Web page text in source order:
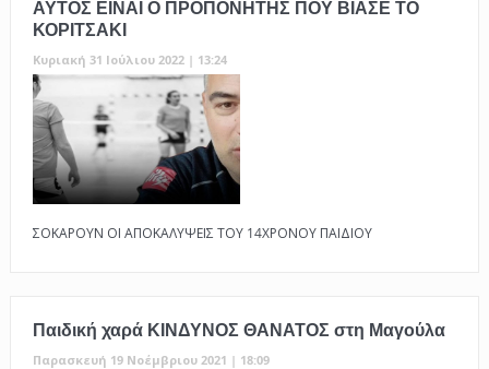
ΑΥΤΟΣ ΕΙΝΑΙ Ο ΠΡΟΠΟΝΗΤΗΣ ΠΟΥ ΒΙΑΣΕ ΤΟ
ΚΟΡΙΤΣΑΚΙ
Κυριακή 31 Ιούλιου 2022 | 13:24
ΣΟΚΑΡΟΥΝ ΟΙ ΑΠΟΚΑΛΥΨΕΙΣ ΤΟΥ 14ΧΡΟΝΟΥ ΠΑΙΔΙΟΥ
Παιδική χαρά ΚΙΝΔΥΝΟΣ ΘΑΝΑΤΟΣ στη Μαγούλα
Παρασκευή 19 Νοέμβριου 2021 | 18:09